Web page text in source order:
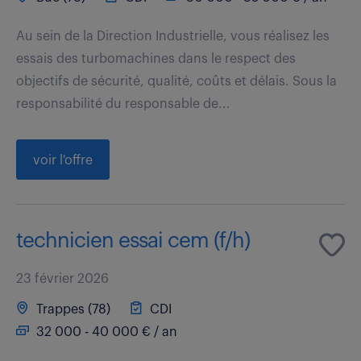
Au sein de la Direction Industrielle, vous réalisez les
essais des turbomachines dans le respect des
objectifs de sécurité, qualité, coûts et délais. Sous la
responsabilité du responsable de...
voir l'offre
technicien essai cem (f/h)
23 février 2026
Trappes (78)
CDI
32 000 - 40 000 € / an